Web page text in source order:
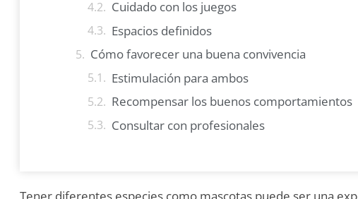
Cuidado con los juegos
Espacios definidos
Cómo favorecer una buena convivencia
Estimulación para ambos
Recompensar los buenos comportamientos
Consultar con profesionales